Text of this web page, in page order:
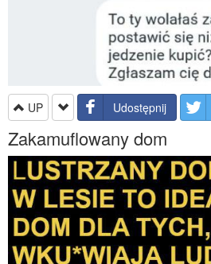
UP Udostępnij
Zakamuflowany dom